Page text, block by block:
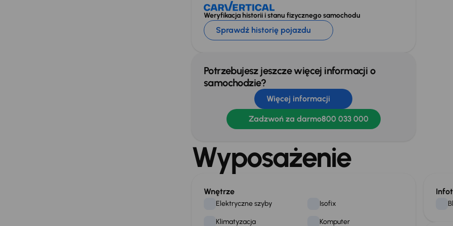
Weryfikacja historii i stanu fizycznego samochodu
Sprawdź historię pojazdu
Potrzebujesz jeszcze więcej informacji o
samochodzie?
Więcej informacji
Zadzwoń za darmo800 033 000
Wyposażenie
Wnętrze
Elektryczne szyby Isofix
Klimatyzacja Komputer